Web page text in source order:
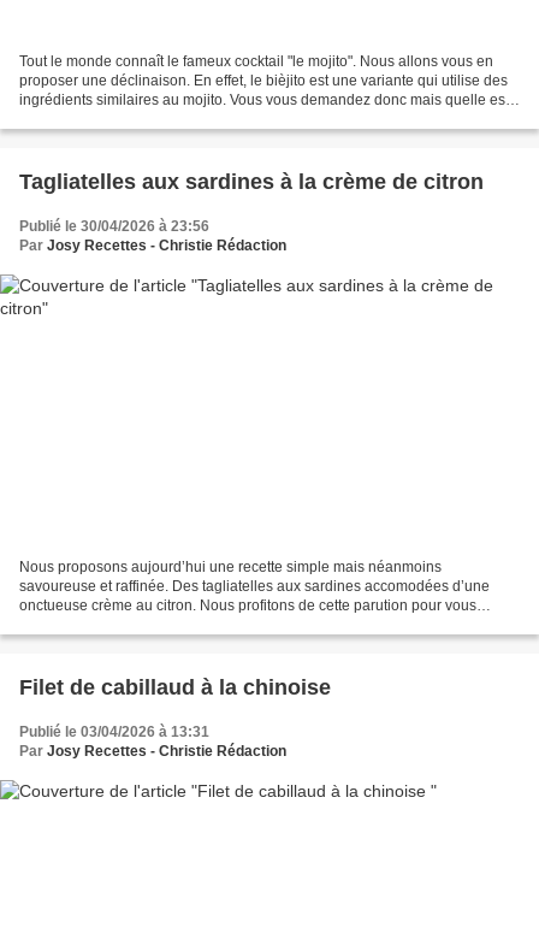
Tout le monde connaît le fameux cocktail "le mojito". Nous allons vous en
proposer une déclinaison. En effet, le bièjito est une variante qui utilise des
ingrédients similaires au mojito. Vous vous demandez donc mais quelle est
Tagliatelles aux sardines à la crème de citron
Publié le 30/04/2026 à 23:56
Par Josy Recettes - Christie Rédaction
Nous proposons aujourd’hui une recette simple mais néanmoins
savoureuse et raffinée. Des tagliatelles aux sardines accomodées d’une
onctueuse crème au citron. Nous profitons de cette parution pour vous
Filet de cabillaud à la chinoise
Publié le 03/04/2026 à 13:31
Par Josy Recettes - Christie Rédaction